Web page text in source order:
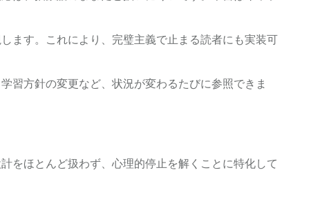
ます。これにより、完璧主義で止まる読者にも実装可
習方針の変更など、状況が変わるたびに参照できま
をほとんど扱わず、心理的停止を解くことに特化して